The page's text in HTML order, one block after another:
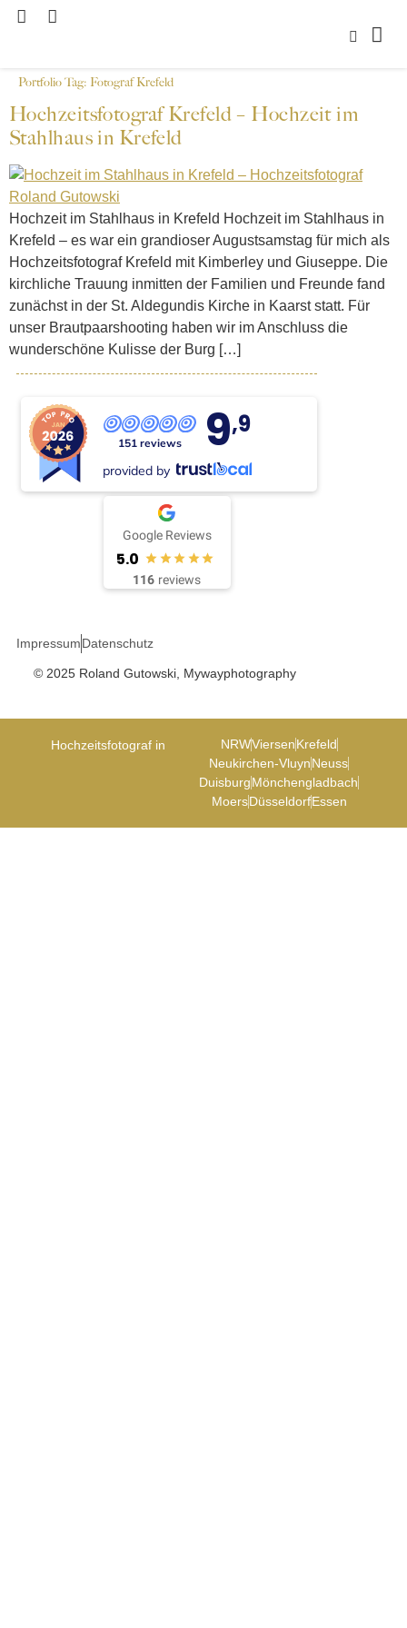
Portfolio Tag: Fotograf Krefeld
Hochzeitsfotograf Krefeld – Hochzeit im
Stahlhaus in Krefeld
Hochzeit im Stahlhaus in Krefeld Hochzeit im Stahlhaus in
Krefeld – es war ein grandioser Augustsamstag für mich als
Hochzeitsfotograf Krefeld mit Kimberley und Giuseppe. Die
kirchliche Trauung inmitten der Familien und Freunde fand
zunächst in der St. Aldegundis Kirche in Kaarst statt. Für
unser Brautpaarshooting haben wir im Anschluss die
wunderschöne Kulisse der Burg […]
© 2025 Roland Gutowski, Mywayphotography
151 reviews 9,9
provided by
Google Reviews
5.0
116 reviews
ImpressumDatenschutz
Hochzeitsfotograf in NRWViersenKrefeld
Neukirchen-VluynNeuss
DuisburgMönchengladbach
MoersDüsseldorfEssen